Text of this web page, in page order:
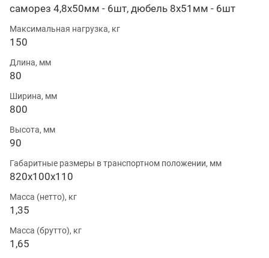
саморез 4,8х50мм - 6шт, дюбель 8х51мм - 6шт
Максимальная нагрузка, кг
150
Длина, мм
80
Ширина, мм
800
Высота, мм
90
Габаритные размеры в транспортном положении, мм
820х100х110
Масса (нетто), кг
1,35
Масса (брутто), кг
1,65